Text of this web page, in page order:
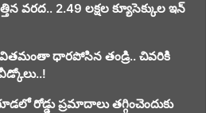
వరద.. 2.49 లక్షల క్యూసెక్కుల ఇన్
జీవితమంతా ధారపోసిన తండ్రి.. చివరికి
రోడ్డు ప్రమాదాలు తగ్గించెందుకు